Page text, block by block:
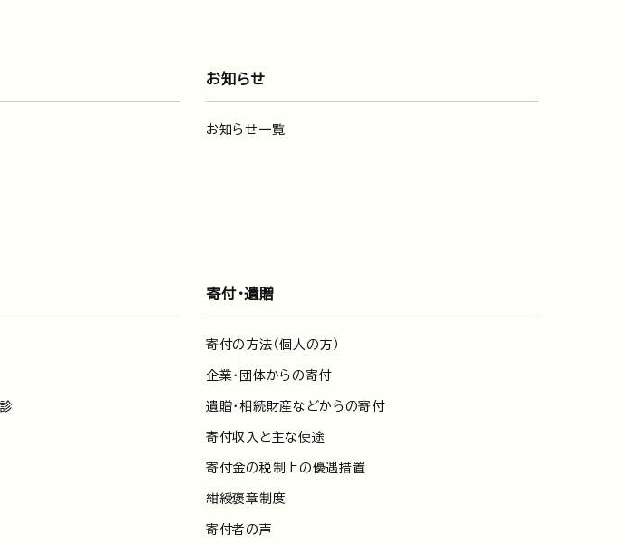
お知らせ
お知らせ一覧
寄付・遺贈
寄付の方法（個人の方）
企業・団体からの寄付
遺贈・相続財産などからの寄付
寄付収入と主な使途
寄付金の税制上の優遇措置
紺綬褒章制度
寄付者の声